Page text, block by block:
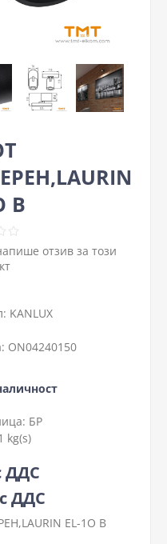
B
отзив за този
KANLUX
ON04240150
БР
kg(s)
ДДС
ДДС
EL-1O B